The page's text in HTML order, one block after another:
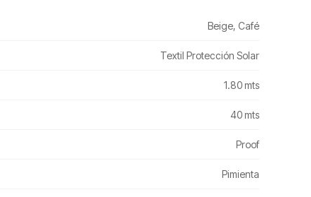
Beige, Café
Textil Protección Solar
1.80 mts
40 mts
Proof
Pimienta